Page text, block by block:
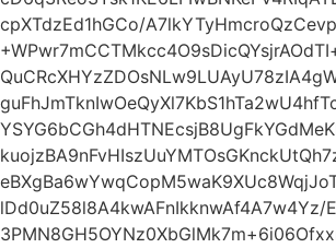
cpXTdzEd1hGCo/
lDd0uZ58l8A4kwAFnIkknwAf4A7w4Yz/